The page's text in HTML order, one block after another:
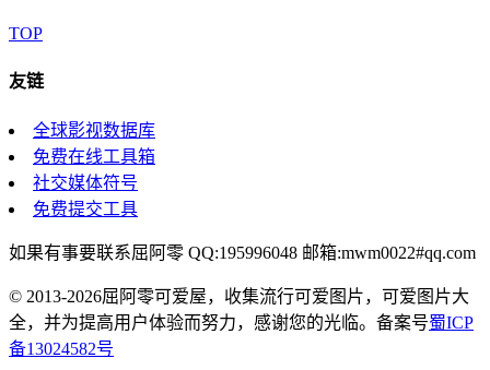
TOP
友链
全球影视数据库
免费在线工具箱
社交媒体符号
免费提交工具
如果有事要联系屈阿零 QQ:195996048 邮箱:mwm0022#qq.com
© 2013-2026屈阿零可爱屋，收集流行可爱图片，可爱图片大
全，并为提高用户体验而努力，感谢您的光临。备案号蜀ICP
备13024582号